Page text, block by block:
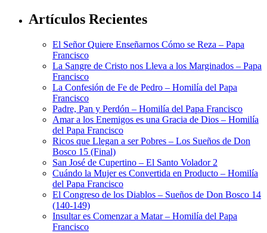
Artículos Recientes
El Señor Quiere Enseñarnos Cómo se Reza – Papa
Francisco
La Sangre de Cristo nos Lleva a los Marginados – Papa
Francisco
La Confesión de Fe de Pedro – Homilía del Papa
Francisco
Padre, Pan y Perdón – Homilía del Papa Francisco
Amar a los Enemigos es una Gracia de Dios – Homilía
del Papa Francisco
Ricos que Llegan a ser Pobres – Los Sueños de Don
Bosco 15 (Final)
San José de Cupertino – El Santo Volador 2
Cuándo la Mujer es Convertida en Producto – Homilía
del Papa Francisco
El Congreso de los Diablos – Sueños de Don Bosco 14
(140-149)
Insultar es Comenzar a Matar – Homilía del Papa
Francisco